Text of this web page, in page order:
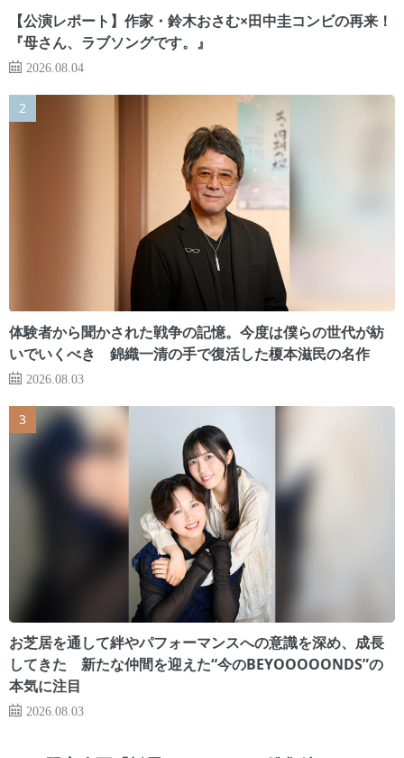
【公演レポート】作家・鈴木おさむ×田中圭コンビの再来！
『母さん、ラブソングです。』
2026.08.04
体験者から聞かされた戦争の記憶。今度は僕らの世代が紡
いでいくべき 錦織一清の手で復活した榎本滋民の名作
2026.08.03
お芝居を通して絆やパフォーマンスへの意識を深め、成長
してきた 新たな仲間を迎えた“今のBEYOOOOONDS”の
本気に注目
2026.08.03